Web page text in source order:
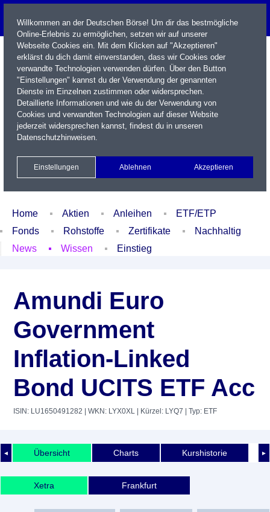
Name / WKN / ISIN / Kürzel
Xetra Realtime
Watchlist Portfolio Login
Home Aktien Anleihen
ETF/ETP
Fonds
Rohstoffe Zertifikate
Nachhaltig
News
Wissen Einstieg
Amundi Euro
Government
Inflation-Linked
Bond UCITS ETF Acc
ISIN: LU1650491282 | WKN: LYX0XL | Kürzel: LYQ7 | Typ: ETF
◄ ►
Übersicht Charts Kurshistorie
Xetra Frankfurt
Willkommen an der Deutschen Börse! Um dir das bestmögliche
Online-Erlebnis zu ermöglichen, setzen wir auf unserer
Webseite Cookies ein. Mit dem Klicken auf "Akzeptieren"
erklärst du dich damit einverstanden, dass wir Cookies oder
verwandte Technologien verwenden dürfen. Über den Button
"Einstellungen" kannst du der Verwendung der genannten
Dienste im Einzelnen zustimmen oder widersprechen.
Detaillierte Informationen und wie du der Verwendung von
Cookies und verwandten Technologien auf dieser Website
jederzeit widersprechen kannst, findest du in unseren
Datenschutzhinweisen.
Einstellungen Ablehnen Akzeptieren